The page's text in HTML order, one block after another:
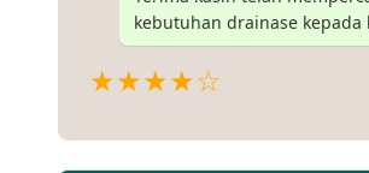
kebutuhan drainase kepada
★★★★☆